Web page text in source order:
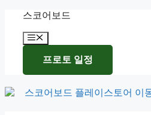
content
스코어보드
Menu
프로토 일정